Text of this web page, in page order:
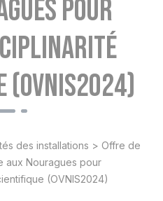
pour
des installations > Offre de
aux Nouragues pour
(OVNIS2024)